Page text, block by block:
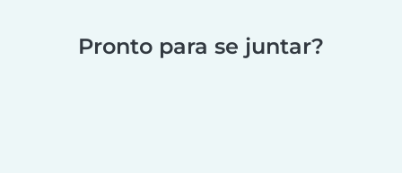
Pronto para se juntar?